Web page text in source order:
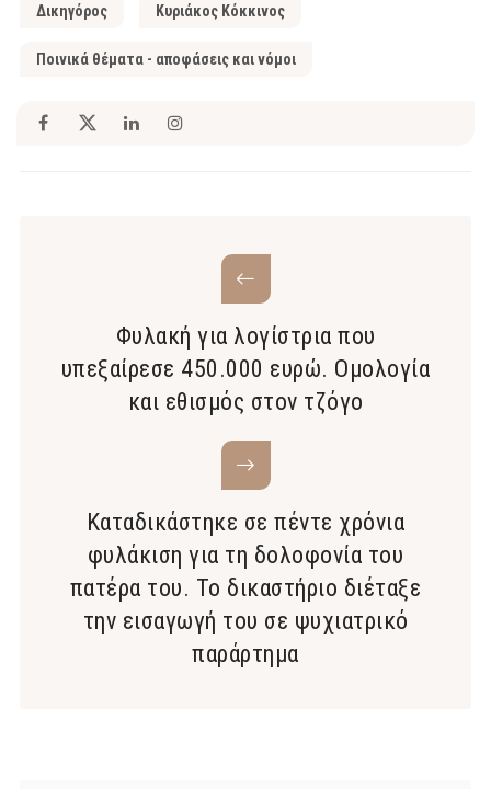
Δικηγόρος Κυριάκος Κόκκινος
Ποινικά θέματα - αποφάσεις και νόμοι
Φυλακή για λογίστρια που
υπεξαίρεσε 450.000 ευρώ. Ομολογία
και εθισμός στον τζόγο
Καταδικάστηκε σε πέντε χρόνια
φυλάκιση για τη δολοφονία του
πατέρα του. Το δικαστήριο διέταξε
την εισαγωγή του σε ψυχιατρικό
παράρτημα